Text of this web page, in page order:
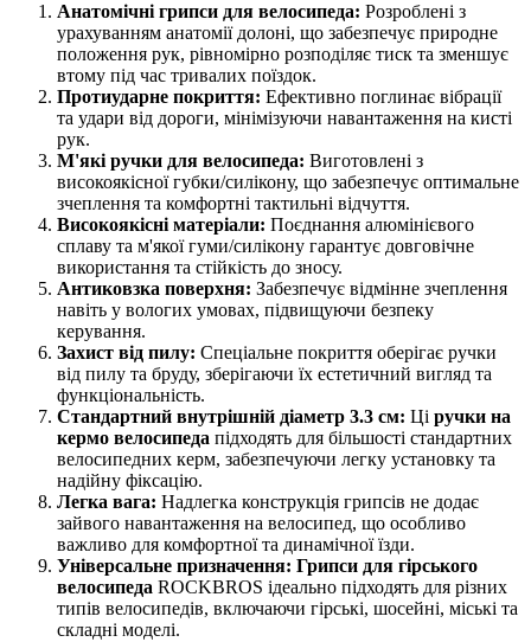
Анатомічні грипси для велосипеда: Розроблені з
урахуванням анатомії долоні, що забезпечує природне
положення рук, рівномірно розподіляє тиск та зменшує
втому під час тривалих поїздок.
Протиударне покриття: Ефективно поглинає вібрації
та удари від дороги, мінімізуючи навантаження на кисті
рук.
М'які ручки для велосипеда: Виготовлені з
високоякісної губки/силікону, що забезпечує оптимальне
зчеплення та комфортні тактильні відчуття.
Високоякісні матеріали: Поєднання алюмінієвого
сплаву та м'якої гуми/силікону гарантує довговічне
використання та стійкість до зносу.
Антиковзка поверхня: Забезпечує відмінне зчеплення
навіть у вологих умовах, підвищуючи безпеку
керування.
Захист від пилу: Спеціальне покриття оберігає ручки
від пилу та бруду, зберігаючи їх естетичний вигляд та
функціональність.
Стандартний внутрішній діаметр 3.3 см: Ці ручки на
кермо велосипеда підходять для більшості стандартних
велосипедних керм, забезпечуючи легку установку та
надійну фіксацію.
Легка вага: Надлегка конструкція грипсів не додає
зайвого навантаження на велосипед, що особливо
важливо для комфортної та динамічної їзди.
Універсальне призначення: Грипси для гірського
велосипеда ROCKBROS ідеально підходять для різних
типів велосипедів, включаючи гірські, шосейні, міські та
складні моделі.